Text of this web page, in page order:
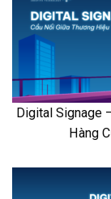
Digital Signage
Hàng